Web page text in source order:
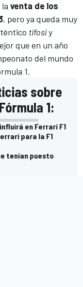
venta de los
, pero ya queda muy
tifosiy
que en un año
del mundo
1.
sobre
1:
en Ferrari F1
para la F1
tenían puesto